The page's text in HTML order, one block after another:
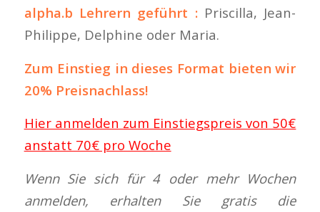
alpha.b Lehrern geführt : Priscilla, Jean-
Philippe, Delphine oder Maria.
Zum Einstieg in dieses Format bieten wir
20% Preisnachlass!
Hier anmelden zum Einstiegspreis von 50€
anstatt 70€ pro Woche
Wenn Sie sich für 4 oder mehr Wochen
anmelden, erhalten Sie gratis die